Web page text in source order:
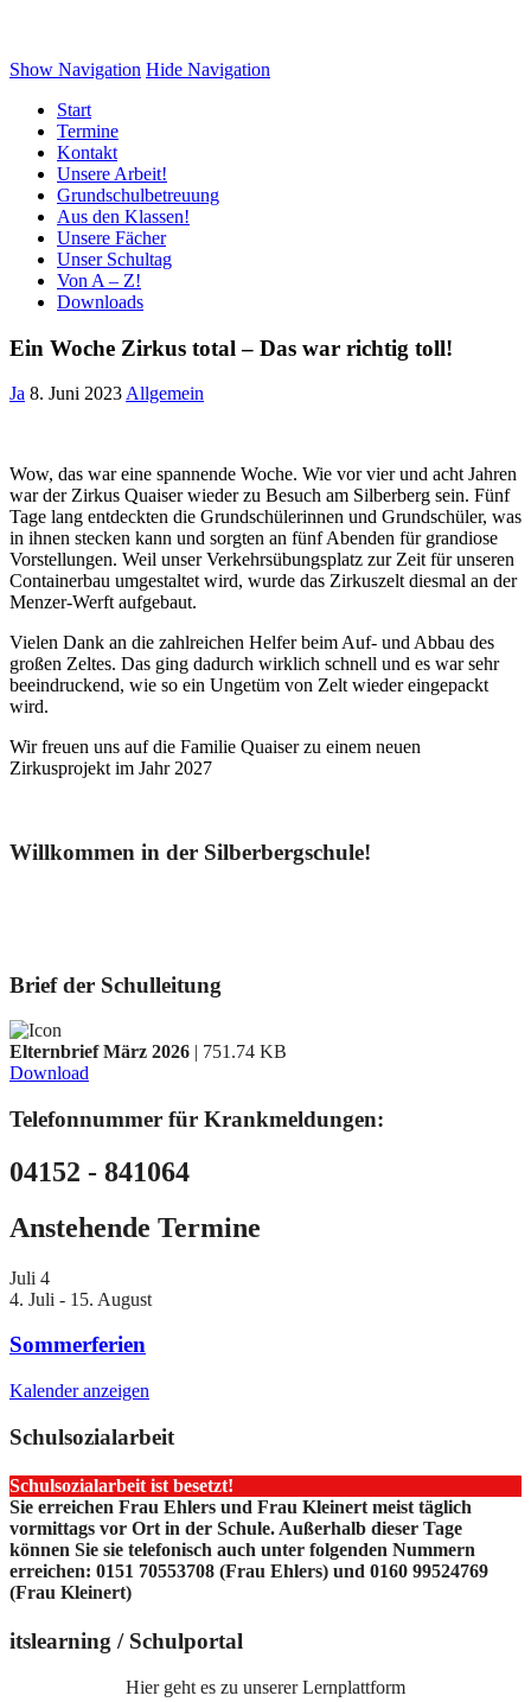
Show Navigation Hide Navigation
Start
Termine
Kontakt
Unsere Arbeit!
Grundschulbetreuung
Aus den Klassen!
Unsere Fächer
Unser Schultag
Von A – Z!
Downloads
Ein Woche Zirkus total – Das war richtig toll!
Ja 8. Juni 2023Allgemein
Wow, das war eine spannende Woche. Wie vor vier und acht Jahren
war der Zirkus Quaiser wieder zu Besuch am Silberberg sein. Fünf
Tage lang entdeckten die Grundschülerinnen und Grundschüler, was
in ihnen stecken kann und sorgten an fünf Abenden für grandiose
Vorstellungen. Weil unser Verkehrsübungsplatz zur Zeit für unseren
Containerbau umgestaltet wird, wurde das Zirkuszelt diesmal an der
Menzer-Werft aufgebaut.
Vielen Dank an die zahlreichen Helfer beim Auf- und Abbau des
großen Zeltes. Das ging dadurch wirklich schnell und es war sehr
beeindruckend, wie so ein Ungetüm von Zelt wieder eingepackt
wird.
Wir freuen uns auf die Familie Quaiser zu einem neuen
Zirkusprojekt im Jahr 2027
Willkommen in der Silberbergschule!
Brief der Schulleitung
Elternbrief März 2026 | 751.74 KB
Download
Telefonnummer für Krankmeldungen:
04152 - 841064
Anstehende Termine
Juli 4
4. Juli - 15. August
Sommerferien
Kalender anzeigen
Schulsozialarbeit
Schulsozialarbeit ist besetzt!
Sie erreichen Frau Ehlers und Frau Kleinert meist täglich
vormittags vor Ort in der Schule. Außerhalb dieser Tage
können Sie sie telefonisch auch unter folgenden Nummern
erreichen: 0151 70553708 (Frau Ehlers) und 0160 99524769
(Frau Kleinert)
itslearning / Schulportal
Hier geht es zu unserer Lernplattform